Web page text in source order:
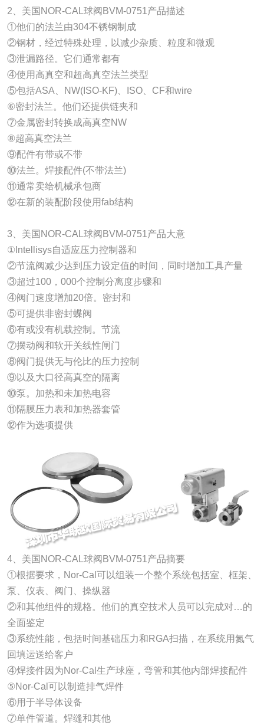
2、美国NOR-CAL球阀BVM-0751产品描述
①他们的法兰由304不锈钢制成
②钢材，经过特殊处理，以减少杂质、粒度和微观
③泄漏路径。它们通常都有
④使用高真空和超高真空法兰类型
⑤包括ASA、NW(ISO-KF)、ISO、CF和wire
⑥密封法兰。他们还提供链夹和
⑦金属密封转换成高真空NW
⑧超高真空法兰
⑨配件有带或不带
⑩法兰。焊接配件(不带法兰)
⑪通常卖给机械承包商
⑫在新的装配阶段使用fab结构
3、美国NOR-CAL球阀BVM-0751产品大意
①Intellisys自适应压力控制器和
②节流阀减少达到压力设定值的时间，同时增加工具产量
③超过100，000个控制分离度步骤和
④阀门速度增加20倍。密封和
⑤可提供非密封蝶阀
⑥有或没有机载控制。节流
⑦摆动阀和软开关线性闸门
⑧阀门提供无与伦比的压力控制
⑨以及大口径高真空的隔离
⑩泵。加热和未加热电容
⑪隔膜压力表和加热器套管
⑫作为选项提供
4、美国NOR-CAL球阀BVM-0751产品摘要
①根据要求，Nor-Cal可以组装一个整个系统包括室、框架、
泵、仪表、阀门、操纵器
②和其他组件的规格。他们的真空技术人员可以完成对…的
全面鉴定
③系统性能，包括时间基础压力和RGA扫描，在系统用氮气
回填运送给客户
④焊接件因为Nor-Cal生产球座，弯管和其他内部焊接配件
⑤Nor-Cal可以制造排气焊件
⑥用于半导体设备
⑦单件管道。焊缝和其他